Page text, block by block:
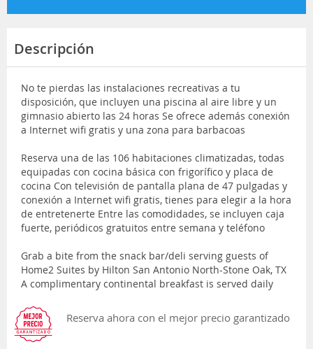
Descripción
No te pierdas las instalaciones recreativas a tu
disposición, que incluyen una piscina al aire libre y un
gimnasio abierto las 24 horas Se ofrece además conexión
a Internet wifi gratis y una zona para barbacoas
Reserva una de las 106 habitaciones climatizadas, todas
equipadas con cocina básica con frigorífico y placa de
cocina Con televisión de pantalla plana de 47 pulgadas y
conexión a Internet wifi gratis, tienes para elegir a la hora
de entretenerte Entre las comodidades, se incluyen caja
fuerte, periódicos gratuitos entre semana y teléfono
Grab a bite from the snack bar/deli serving guests of
Home2 Suites by Hilton San Antonio North-Stone Oak, TX
A complimentary continental breakfast is served daily
Reserva ahora con el mejor precio garantizado